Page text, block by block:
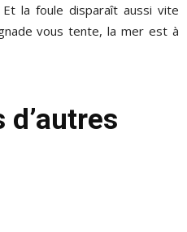
la foule disparaît aussi vite
vous tente, la mer est à
d’autres